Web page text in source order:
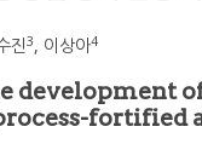
진3, 이상아4
development
fortified